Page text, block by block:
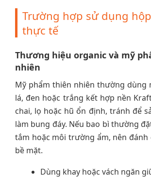
Trường hợp sử dụng
thực tế
Thương hiệu organic và mỹ
nhiên
Mỹ phẩm thiên nhiên thường dùng
lá, đen hoặc trắng kết hợp nền
chai, lọ hoặc hũ ổn định, tránh để
làm bung đáy. Nếu bao bì thường
tắm hoặc môi trường ẩm, nên đánh
bề mặt.
Dùng khay hoặc vách ngăn